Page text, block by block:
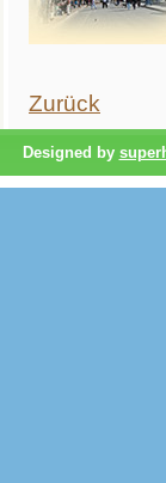
Zurück
Designed by